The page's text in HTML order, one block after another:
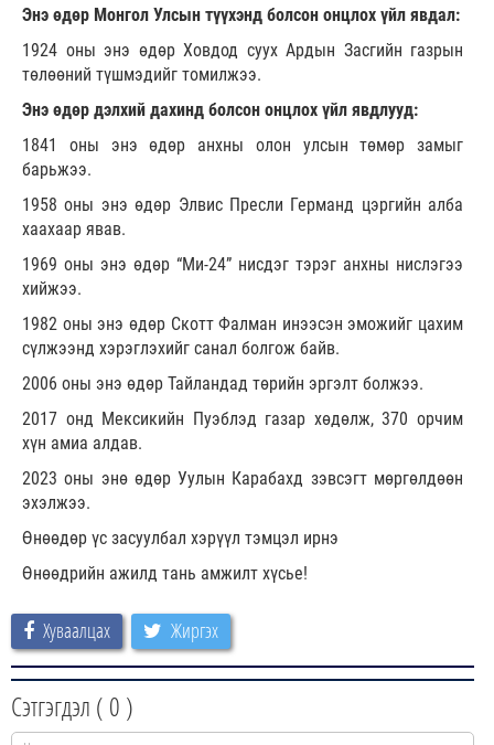
Энэ өдөр Монгол Улсын түүхэнд болсон онцлох үйл явдал:
1924 оны энэ өдөр Ховдод суух Ардын Засгийн газрын
төлөөний түшмэдийг томилжээ.
Энэ өдөр дэлхий дахинд болсон онцлох үйл явдлууд:
1841 оны энэ өдөр анхны олон улсын төмөр замыг
барьжээ.
1958 оны энэ өдөр Элвис Пресли Германд цэргийн алба
хаахаар явав.
1969 оны энэ өдөр “Ми-24” нисдэг тэрэг анхны нислэгээ
хийжээ.
1982 оны энэ өдөр Скотт Фалман инээсэн эможийг цахим
сүлжээнд хэрэглэхийг санал болгож байв.
2006 оны энэ өдөр Тайландад төрийн эргэлт болжээ.
2017 онд Мексикийн Пуэблэд газар хөдөлж, 370 орчим
хүн амиа алдав.
2023 оны энө өдөр Уулын Карабахд зэвсэгт мөргөлдөөн
эхэлжээ.
Өнөөдөр үс засуулбал хэрүүл тэмцэл ирнэ
Өнөөдрийн ажилд тань амжилт хүсье!
Хуваалцах Жиргэх
Сэтгэгдэл ( 0 )